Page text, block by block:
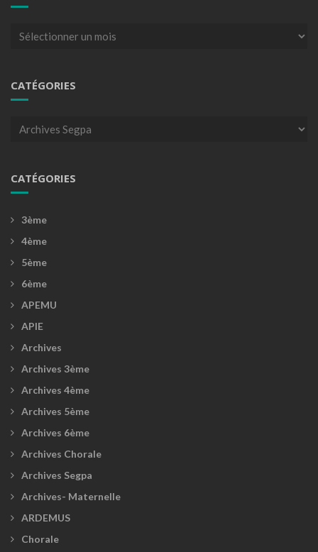
Archives
CATÉGORIES
Catégories
CATÉGORIES
3ème
4ème
5ème
6ème
APEMU
APIE
Archives
Archives 3ème
Archives 4ème
Archives 5ème
Archives 6ème
Archives Chorale
Archives Segpa
Archives- Maternelle
ARDEMUS
Chorale